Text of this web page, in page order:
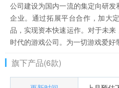
公司建设为国内一流的集定向研
企业。通过拓展平台合作，加大
品，实现资本快速运作。对于未
时代的游戏公司。为一切游戏爱好
旗下产品(6款)